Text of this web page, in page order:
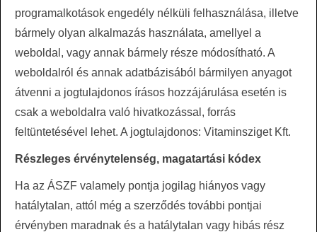
programalkotások engedély nélküli felhasználása, illetve
bármely olyan alkalmazás használata, amellyel a
weboldal, vagy annak bármely része módosítható. A
weboldalról és annak adatbázisából bármilyen anyagot
átvenni a jogtulajdonos írásos hozzájárulása esetén is
csak a weboldalra való hivatkozással, forrás
feltüntetésével lehet. A jogtulajdonos: Vitaminsziget Kft.
Részleges érvénytelenség, magatartási kódex
Ha az ÁSZF valamely pontja jogilag hiányos vagy
hatálytalan, attól még a szerződés további pontjai
érvényben maradnak és a hatálytalan vagy hibás rész